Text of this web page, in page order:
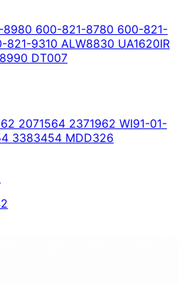
8980 600-821-8780 600-821-
9310 ALW8830 UA1620IR
DT007
2071564 2371962 WI91-01-
3383454 MDD326